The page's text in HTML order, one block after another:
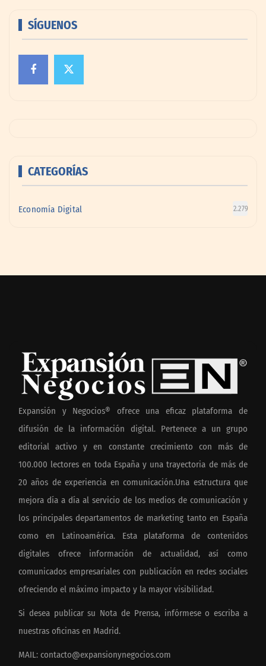
SÍGUENOS
CATEGORÍAS
Economía Digital 2.279
Expansión y Negocios® ofrece una eficaz plataforma de
difusión de la información digital. Pertenece a un grupo
editorial activo y en constante crecimiento con más de
100.000 lectores en toda España y una trayectoria de más de
20 años de experiencia en comunicación.Una estructura que
mejora día a día al servicio de los medios de comunicación y
los principales departamentos de marketing tanto en España
como en Latinoamérica. Esta plataforma de contenidos
digitales ofrece información de actualidad, así como
comunicados empresariales con publicación en redes sociales
ofreciendo el máximo impacto y la mayor visibilidad.
Si desea publicar su Nota de Prensa, infórmese o escriba a
nuestras oficinas en Madrid.
MAIL: contacto@expansionynegocios.com